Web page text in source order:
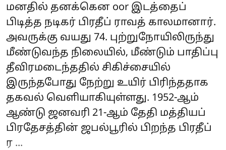
மனதில் தனக்கென oor இடத்தைப்
பிடித்த நடிகர் பிரதீப் ராவத் காலமானார்.
அவருக்கு வயது 74. புற்றுநோயிலிருந்து
மீண்டுவந்த நிலையில், மீண்டும் பாதிப்பு
தீவிரமடைந்ததில் சிகிச்சையில்
இருந்தபோது நேற்று உயிர் பிரிந்ததாக
தகவல் வெளியாகியுள்ளது. 1952-ஆம்
ஆண்டு ஜனவரி 21-ஆம் தேதி மத்தியப்
பிரதேசத்தின் ஜபல்பூரில் பிறந்த பிரதீப்
ர ...